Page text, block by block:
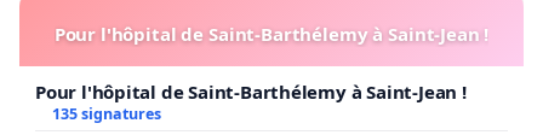
car nous sommes 66 millions ....
ALORSSSSSS ACTION SOYEZ FORT ...
Pour l'hôpital de Saint-Barthélemy à Saint-Jean !
Pour l'hôpital de Saint-Barthélemy à Saint-Jean !
135 signatures